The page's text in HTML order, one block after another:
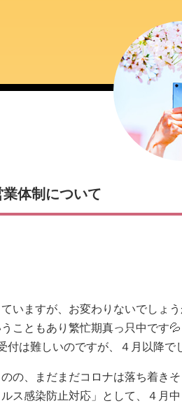
体制について
いますが、お変わりないでしょう
こともあり繁忙期真っ只中です💦
付は難しいのですが、４月以降で
の、まだまだコロナは落ち着き
ス感染防止対応」として、４月